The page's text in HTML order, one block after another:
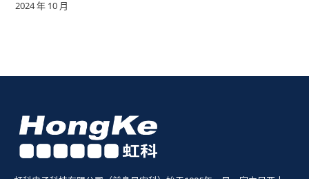
2024 年 10 月